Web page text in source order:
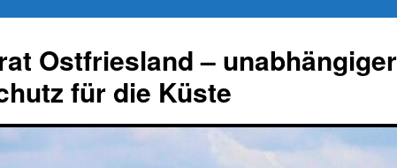
Ostfriesland – unabhängiger
für die Küste